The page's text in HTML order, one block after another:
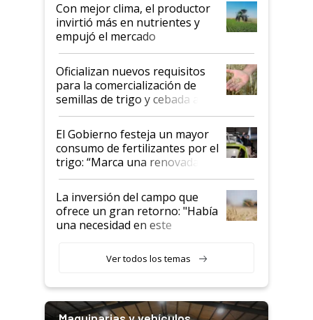
Con mejor clima, el productor
invirtió más en nutrientes y
empujó el mercado
Oficializan nuevos requisitos
para la comercialización de
semillas de trigo y cebada a
granel
El Gobierno festeja un mayor
consumo de fertilizantes por el
trigo: “Marca una renovada
confianza de los productores”
La inversión del campo que
ofrece un gran retorno: "Había
una necesidad en este
Ver todos los temas